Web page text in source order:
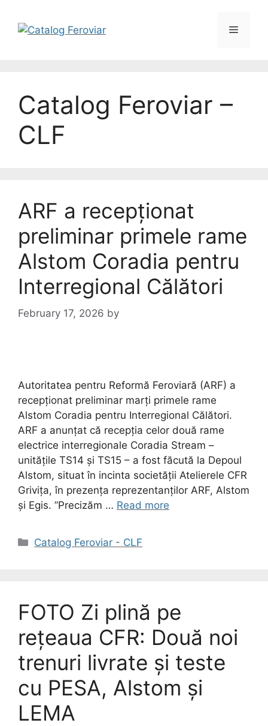
Catalog Feroviar –
CLF
ARF a recepționat
preliminar primele rame
Alstom Coradia pentru
Interregional Călători
February 17, 2026 by
Autoritatea pentru Reformă Feroviară (ARF) a
recepționat preliminar marți primele rame
Alstom Coradia pentru Interregional Călători.
ARF a anunțat că recepția celor două rame
electrice interregionale Coradia Stream –
unitățile TS14 și TS15 – a fost făcută la Depoul
Alstom, situat în incinta societății Atelierele CFR
Grivița, în prezența reprezentanților ARF, Alstom
și Egis. ”Precizăm … Read more
Catalog Feroviar - CLF
FOTO Zi plină pe
rețeaua CFR: Două noi
trenuri livrate și teste
cu PESA, Alstom și
LEMA